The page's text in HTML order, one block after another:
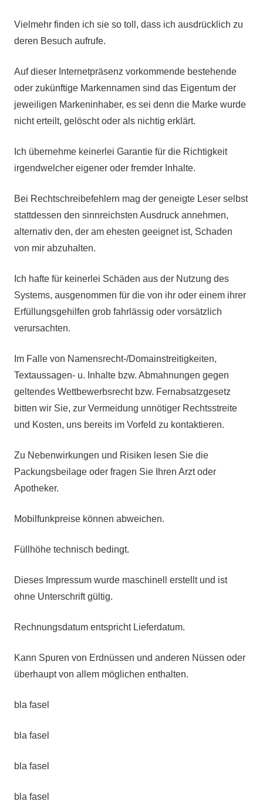
Vielmehr finden ich sie so toll, dass ich ausdrücklich zu
deren Besuch aufrufe.
Auf dieser Internetpräsenz vorkommende bestehende
oder zukünftige Markennamen sind das Eigentum der
jeweiligen Markeninhaber, es sei denn die Marke wurde
nicht erteilt, gelöscht oder als nichtig erklärt.
Ich übernehme keinerlei Garantie für die Richtigkeit
irgendwelcher eigener oder fremder Inhalte.
Bei Rechtschreibefehlern mag der geneigte Leser selbst
stattdessen den sinnreichsten Ausdruck annehmen,
alternativ den, der am ehesten geeignet ist, Schaden
von mir abzuhalten.
Ich hafte für keinerlei Schäden aus der Nutzung des
Systems, ausgenommen für die von ihr oder einem ihrer
Erfüllungsgehilfen grob fahrlässig oder vorsätzlich
verursachten.
Im Falle von Namensrecht-/Domainstreitigkeiten,
Textaussagen- u. Inhalte bzw. Abmahnungen gegen
geltendes Wettbewerbsrecht bzw. Fernabsatzgesetz
bitten wir Sie, zur Vermeidung unnötiger Rechtsstreite
und Kosten, uns bereits im Vorfeld zu kontaktieren.
Zu Nebenwirkungen und Risiken lesen Sie die
Packungsbeilage oder fragen Sie Ihren Arzt oder
Apotheker.
Mobilfunkpreise können abweichen.
Füllhöhe technisch bedingt.
Dieses Impressum wurde maschinell erstellt und ist
ohne Unterschrift gültig.
Rechnungsdatum entspricht Lieferdatum.
Kann Spuren von Erdnüssen und anderen Nüssen oder
überhaupt von allem möglichen enthalten.
bla fasel
bla fasel
bla fasel
bla fasel